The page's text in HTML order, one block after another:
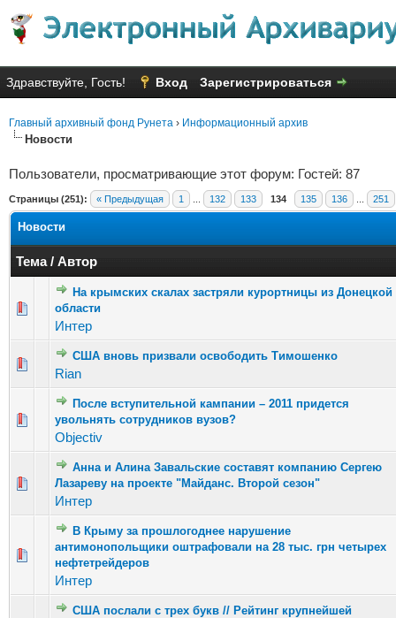
Здравствуйте, Гость! Вход Зарегистрироваться
Главный архивный фонд Рунета › Информационный архив
Новости
Пользователи, просматривающие этот форум: Гостей: 87
Страницы (251): « Предыдущая 1 132 133 134 135 136 251
Новости
Тема/ Автор
На крымских скалах застряли курортницы из Донецкой
области
Интер
Голосов: 1 - Средняя оценка: 1 из 5
США вновь призвали освободить Тимошенко
Rian
Голосов: 2 - Средняя оценка: 3 из 5
12 345
После вступительной кампании – 2011 придется
увольнять сотрудников вузов?
Objectiv
Голосов: 1 - Средняя оценка: 1 из 5
12345
Анна и Алина Завальские составят компанию Сергею
Лазареву на проекте "Майданс. Второй сезон"
Интер
Голосов: 2 - Средняя оценка: 1 из 5
12345
В Крыму за прошлогоднее нарушение
антимонопольщики оштрафовали на 28 тыс. грн четырех
нефтетрейдеров
Интер
Голосов: 3 - Средняя оценка: 2.33 из 5
12345
США послали с трех букв // Рейтинг крупнейшей